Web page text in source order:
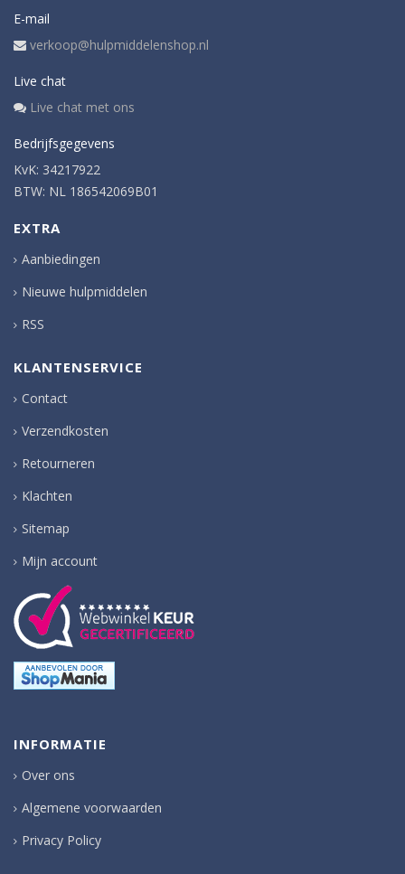
E-mail
verkoop@hulpmiddelenshop.nl
Live chat
Live chat met ons
Bedrijfsgegevens
KvK: 34217922
BTW: NL 186542069B01
EXTRA
Aanbiedingen
Nieuwe hulpmiddelen
RSS
KLANTENSERVICE
Contact
Verzendkosten
Retourneren
Klachten
Sitemap
Mijn account
INFORMATIE
Over ons
Algemene voorwaarden
Privacy Policy